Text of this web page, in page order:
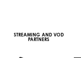
STREAMING AND VOD
PARTNERS